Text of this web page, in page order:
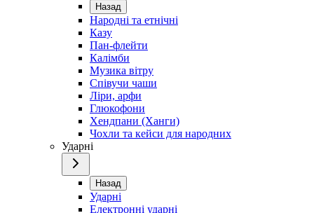
Назад
Народні та етнічні
Казу
Пан-флейти
Калімби
Музика вітру
Співучи чаши
Ліри, арфи
Глюкофони
Хендпани (Ханги)
Чохли та кейси для народних
Ударні
Назад
Ударні
Електронні ударні